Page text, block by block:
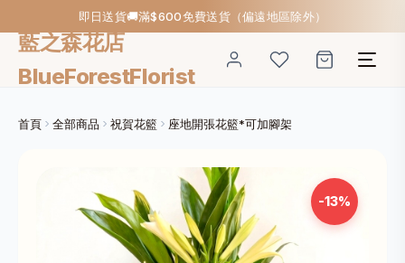
即日送貨🚚滿$600免費送貨（偏遠地區除外）
藍之森花店
BlueForestFlorist
首頁 全部商品 祝賀花籃 座地開張花籃*可加腳架
-13%